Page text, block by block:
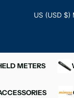
US (USD $)
METERS